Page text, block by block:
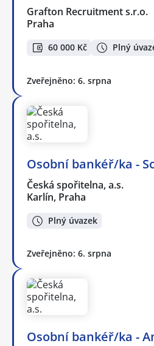
Grafton Recruitment s.r.o.
Praha
60 000 Kč Plný
Zveřejněno: 6. srpna
Osobní bankéř/ka -
Česká spořitelna, a.s.
Karlín, Praha
Plný úvazek
Zveřejněno: 6. srpna
Osobní bankéř/ka -